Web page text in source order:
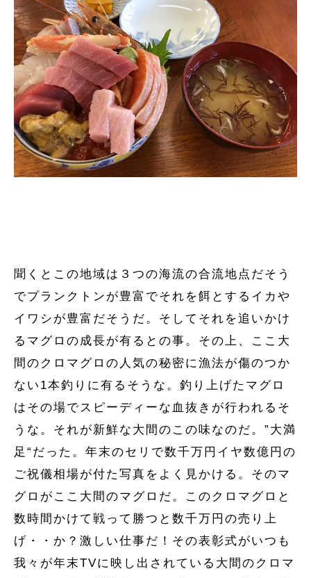
聞くとこの地域は３つの海流の合流地点だそう
でプランクトンが豊富でそれを餌とするイカや
イワシが豊富だそうだ。そしてそれを追いかけ
るマグロの成長が有るとの事。その上、ここ大
間のクロマグロの人気の秘密に漁法が傷のつか
ない1本釣りに有るそうな。釣り上げたマグロ
はその場でスピーディーな血抜きが行われるそ
うな。それが新鮮な大間のこの味なのだ。”大満
足“だった。年末のセリで数千万円イヤ数億円の
ご祝儀相場が付た写真をよく見かける。そのマ
グロがここ大間のマグロだ。このクロマグロと
数時間かけて戦って勝つと数千万円の売り上
げ・・か？激しい仕事だ！その表彰式がいつも
我々が年末TVに映し出されている大間のクロマ